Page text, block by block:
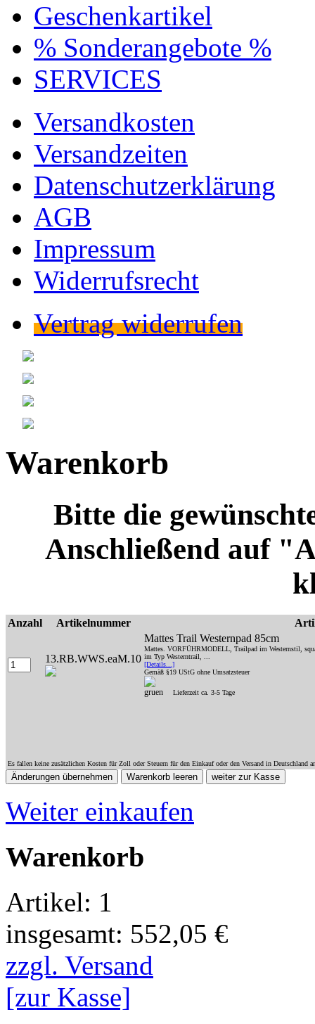
Geschenkartikel
% Sonderangebote %
SERVICES
Versandkosten
Versandzeiten
Datenschutzerklärung
AGB
Impressum
Widerrufsrecht
Vertrag widerrufen
Warenkorb
Bitte die
Anschließend auf
Anzahl Artikelnummer
13.RB.WWS.eaM.10
Mattes Trail Westernpad 85cm
Mattes. VORFÜHRMODELL, Trailpad im Westernstil,
im Typ Westerntrail, ...
[Details...]
Gemäß §19 UStG ohne Umsatzsteuer
Lieferzeit ca. 3-5 Tage
Es fallen keine zusätzlichen Kosten für Zoll oder Steuern für den Einkauf oder den Versand in Deutschland
Weiter einkaufen
Warenkorb
Artikel: 1
insgesamt: 552,05 €
zzgl. Versand
[zur Kasse]